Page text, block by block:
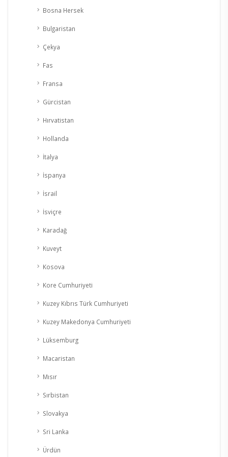
Bosna Hersek
Bulgaristan
Çekya
Fas
Fransa
Gürcistan
Hırvatistan
Hollanda
İtalya
İspanya
İsrail
İsviçre
Karadağ
Kuveyt
Kosova
Kore Cumhuriyeti
Kuzey Kıbrıs Türk Cumhuriyeti
Kuzey Makedonya Cumhuriyeti
Lüksemburg
Macaristan
Mısır
Sırbistan
Slovakya
Sri Lanka
Ürdün